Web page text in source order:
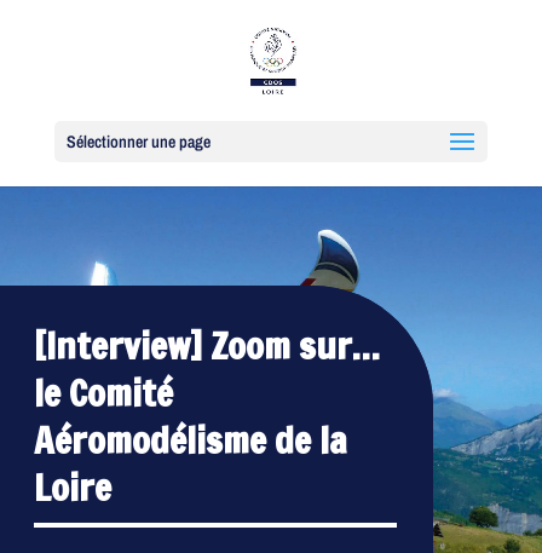
Sélectionner une page
[Interview] Zoom sur…
le Comité
Aéromodélisme de la
Loire